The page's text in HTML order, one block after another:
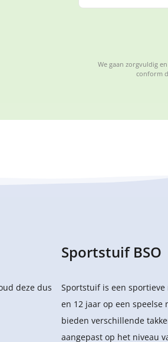
We gaan zorgvuldig
conform
deze dus
Sportstuif BSO
Sportstuif is een
en 12 jaar op een speelse
bieden verschillende
aangepast op het niveau